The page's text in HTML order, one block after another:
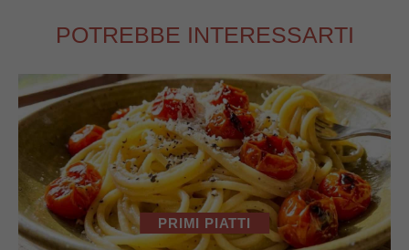
POTREBBE INTERESSARTI
PRIMI PIATTI